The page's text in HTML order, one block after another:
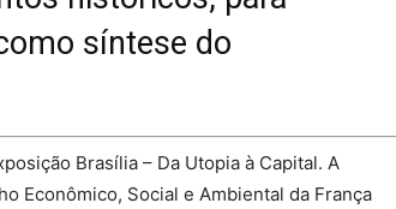
síntese do
Brasília – Da Utopia à Capital. A
Econômico, Social e Ambiental da França